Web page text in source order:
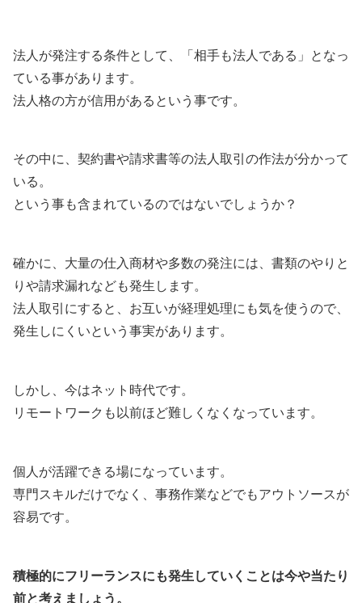
法人が発注する条件として、「相手も法人である」となっ
ている事があります。
法人格の方が信用があるという事です。
その中に、契約書や請求書等の法人取引の作法が分かって
いる。
という事も含まれているのではないでしょうか？
確かに、大量の仕入商材や多数の発注には、書類のやりと
りや請求漏れなども発生します。
法人取引にすると、お互いが経理処理にも気を使うので、
発生しにくいという事実があります。
しかし、今はネット時代です。
リモートワークも以前ほど難しくなくなっています。
個人が活躍できる場になっています。
専門スキルだけでなく、事務作業などでもアウトソースが
容易です。
積極的にフリーランスにも発生していくことは今や当たり
前と考えましょう。